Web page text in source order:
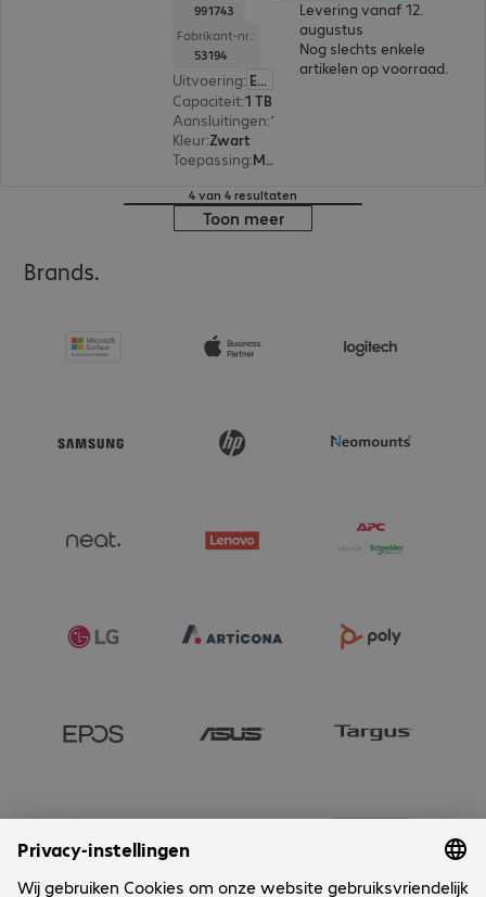
991743
Fabrikant-nr.:
53194
Uitvoering: Europa
Capaciteit:1 TB
Aansluitingen:
Kleur:Zwart
Toepassing: Mobiel
Levering vanaf 12.
augustus
Nog slechts enkele
artikelen op voorraad.
4 van 4 resultaten
Toon meer
Brands.